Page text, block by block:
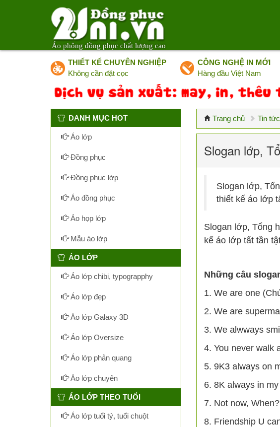
Áo phông đồng phục chất lượng cao
THIẾT KẾ CHUYÊN NGHIỆP
Không cần đặt cọc
CÔNG NGHỆ IN MỚI
Hàng đầu Việt Nam
Trang chủ Tin tức
Slogan lớp,
Slogan lớp,
thiết kế áo lớp
Slogan lớp, Tổng
kế áo lớp tất tần
Những câu
1. We are one
2. We are
3. We alwways
4. You never walk
5. 9K3 always on
6. 8K always in
7. Not now,
8. Friendship U
DANH MỤC HOT
Áo lớp
Đồng phục
Đồng phục lớp
Áo đồng phục
Áo họp lớp
Mẫu áo lớp
ÁO LỚP
Áo lớp chibi, typograpphy
Áo lớp đẹp
Áo lớp Galaxy 3D
Áo lớp Oversize
Áo lớp phản quang
Áo lớp chuyên
ÁO LỚP THEO TUỔI
Áo lớp tuổi tý, tuổi chuột